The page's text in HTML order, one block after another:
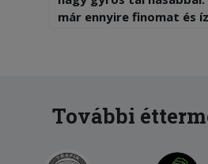
már ennyire finomat és
Kivàlo pizza. Kicsit a
gyorsabb de még
További